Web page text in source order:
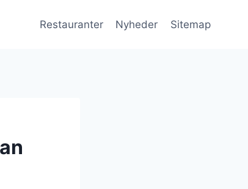
Restauranter Nyheder Sitemap